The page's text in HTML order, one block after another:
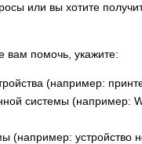
или вы хотите
вам помочь, укажите:
(например:
системы (например:
(например: устройство